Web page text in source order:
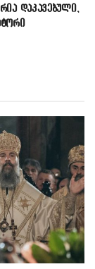
დაკავებული,